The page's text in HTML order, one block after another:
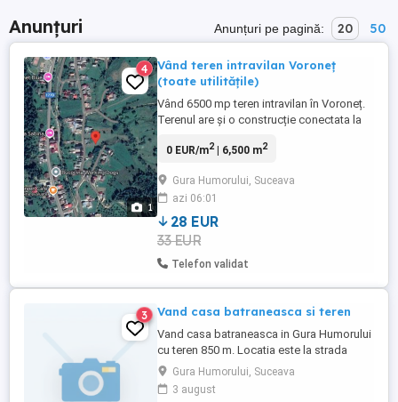
Anunțuri Anunțuri pe pagină: 20 50
1
4
Vând teren intravilan Voroneț
(toate utilitățile)
Vând 6500 mp teren intravilan în Voroneț.
Terenul are și o construcție conectata la
canal, CATV). Terenul poate fi parcelat în
0 EUR/m2| 6,500 m2
Gura Humorului, Suceava
azi 06:01
28 EUR
33 EUR
Telefon validat
3 Vand casa batraneasca si teren
Vand casa batraneasca in Gura Humorului
cu teren 850 m. Locatia este la strada
principala, aproape de intersectia cu
Voronet, avand toate utilitatile
Gura Humorului, Suceava
3 august